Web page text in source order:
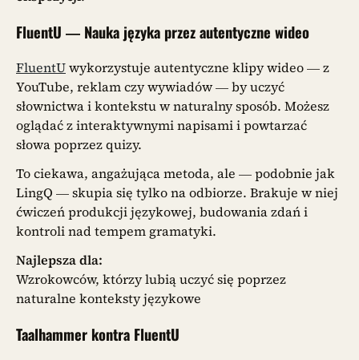
FluentU — Nauka języka przez autentyczne wideo
FluentUwykorzystuje autentyczne klipy wideo — z
YouTube, reklam czy wywiadów — by uczyć
słownictwa i kontekstu w naturalny sposób. Możesz
oglądać z interaktywnymi napisami i powtarzać
słowa poprzez quizy.
To ciekawa, angażująca metoda, ale — podobnie jak
LingQ — skupia się tylko na odbiorze. Brakuje w niej
ćwiczeń produkcji językowej, budowania zdań i
kontroli nad tempem gramatyki.
Najlepsza dla:
Wzrokowców, którzy lubią uczyć się poprzez
naturalne konteksty językowe
Taalhammer kontra FluentU